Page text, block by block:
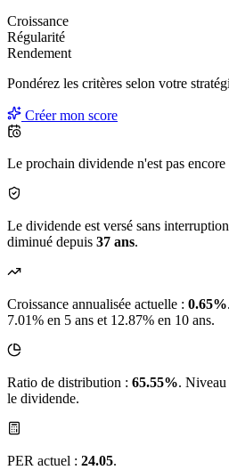
Croissance
Régularité
Rendement
Pondérez les critères selon votre
Créer mon score
Le prochain dividende n'est pas encore
Le dividende est versé sans
diminué depuis 37 ans.
Croissance annualisée actuelle : 0.65%.
7.01% en 5 ans et 12.87% en 10 ans.
Ratio de distribution : 65.55%. Niveau
le dividende.
PER actuel : 24.05.